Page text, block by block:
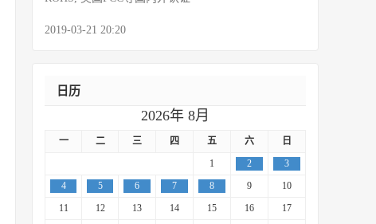
2019-03-21 20:20
日历
2026年 8月
一 二 三 四 五 六
日
1
2
3
4
5 6 7 8 9
10
11
12 13 14 15 16
17